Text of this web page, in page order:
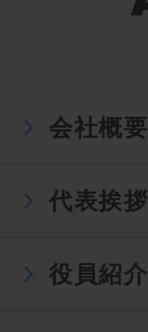
会社概要
代表挨拶
役員紹介